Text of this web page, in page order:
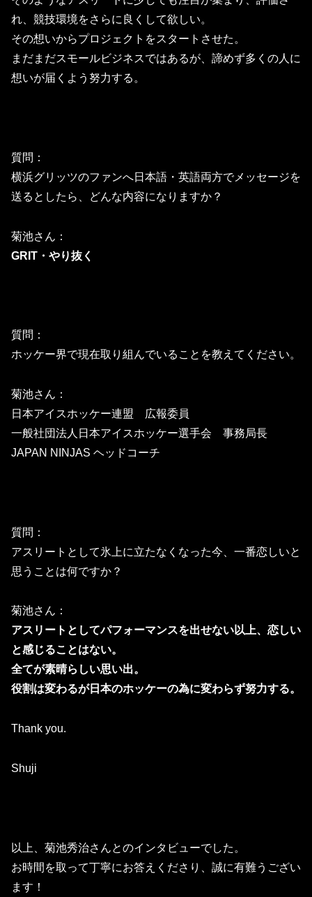
れ、競技環境をさらに良くして欲しい。
その想いからプロジェクトをスタートさせた。
まだまだスモールビジネスではあるが、諦めず多くの人に
想いが届くよう努力する。
質問：
横浜グリッツのファンへ日本語・ 英語両方でメッセージを
送るとしたら、どんな内容になりますか？
菊池さん：
GRIT・やり抜く
質問：
ホッケー界で現在取り組んでいることを教えてください。
菊池さん：
日本アイスホッケー連盟 広報委員
一般社団法人日本アイスホッケー選手会 事務局長
JAPAN NINJAS ヘッドコーチ
質問：
アスリートとして氷上に立たなくなった今、 一番恋しいと
思うことは何ですか？
菊池さん：
アスリートとしてパフォーマンスを出せない以上、恋しい
と感じることはない。
全てが素晴らしい思い出。
役割は変わるが日本のホッケーの為に変わらず努力する。
Thank you.
Shuji
以上、菊池秀治さんとのインタビューでした。
お時間を取って丁寧にお答えくださり、誠に有難うござい
ます！